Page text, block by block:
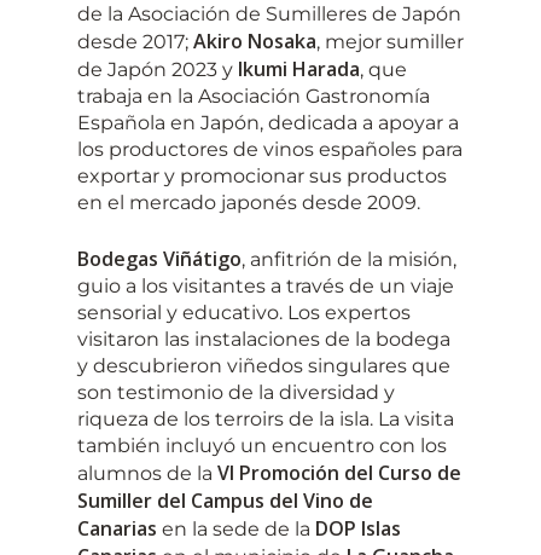
de la Asociación de Sumilleres de Japón
desde 2017; Akiro Nosaka, mejor sumiller
de Japón 2023 y Ikumi Harada, que
trabaja en la Asociación Gastronomía
Española en Japón, dedicada a apoyar a
los productores de vinos españoles para
exportar y promocionar sus productos
en el mercado japonés desde 2009.
Bodegas Viñátigo, anfitrión de la misión,
guio a los visitantes a través de un viaje
sensorial y educativo. Los expertos
visitaron las instalaciones de la bodega
y descubrieron viñedos singulares que
son testimonio de la diversidad y
riqueza de los terroirs de la isla. La visita
también incluyó un encuentro con los
alumnos de la VI Promoción del Curso de
Sumiller del Campus del Vino de
Canarias en la sede de la DOP Islas